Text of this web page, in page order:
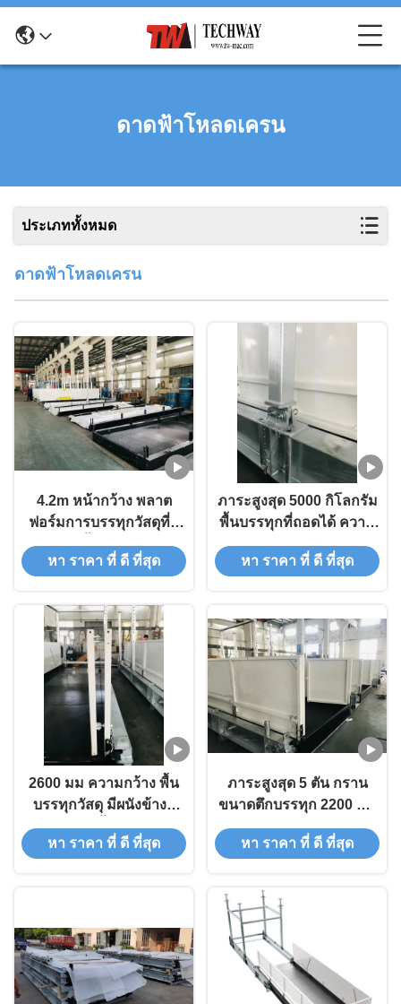
ดาดฟ้าโหลดเครน
ประเภททั้งหมด
ดาดฟ้าโหลดเครน
4.2m หน้ากว้าง พลาต
ฟอร์มการบรรทุกวัสดุที่มี
โซ่บอลท์ขั้วเหล็กร้อนสําห
รับสถานที่ก่อสร้าง
หา ราคา ที่ ดี ที่สุด
ภาระสูงสุด 5000 กิโลกรัม
พื้นบรรทุกที่ถอดได้ ความ
กว้าง 3200 มิลลิเมตร
หา ราคา ที่ ดี ที่สุด
2600 มม ความกว้าง พื้น
บรรทุกวัสดุ มีผนังข้างสี
ขาว พื้นสีดํา
หา ราคา ที่ ดี ที่สุด
ภาระสูงสุด 5 ตัน กราน
ขนาดตึกบรรทุก 2200 มม
สําหรับการรับมือ
หา ราคา ที่ ดี ที่สุด